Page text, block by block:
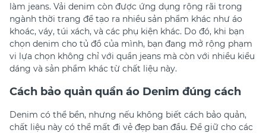
làm jeans. Vải denim còn được ứng dụng rộng rãi trong
ngành thời trang để tạo ra nhiều sản phẩm khác như áo
khoác, váy, túi xách, và các phụ kiện khác. Do đó, khi bạn
chọn denim cho tủ đồ của mình, bạn đang mở rộng phạm
vi lựa chọn không chỉ với quần jeans mà còn với nhiều kiểu
dáng và sản phẩm khác từ chất liệu này.
Cách bảo quản quần áo Denim đúng cách
Denim có thể bền, nhưng nếu không biết cách bảo quản,
chất liệu này có thể mất đi vẻ đẹp ban đầu. Để giữ cho các